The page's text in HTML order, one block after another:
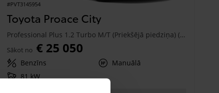
#PVT3145954
Toyota Proace City
Professional Plus 1.2 Turbo M/T (Priekšējā piedziņa) (81 kW)
Sākot no € 25 050
Benzīns
Manuālā
81 kW